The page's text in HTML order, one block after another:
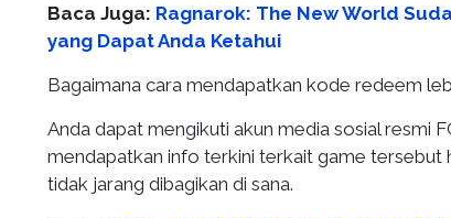
Baca Juga: Ragnarok: The New World
yang Dapat Anda Ketahui
Bagaimana cara mendapatkan kode redeem
Anda dapat mengikuti akun media sosial resmi
mendapatkan info terkini terkait game tersebut
tidak jarang dibagikan di sana.